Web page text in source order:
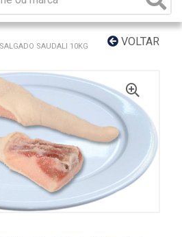
VOLTAR
SAUDALI 10KG